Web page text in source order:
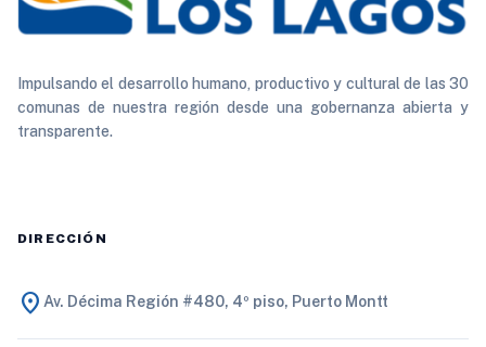
Impulsando el desarrollo humano, productivo y cultural de las 30
comunas de nuestra región desde una gobernanza abierta y
transparente.
DIRECCIÓN
location_on Av. Décima Región #480, 4º piso, Puerto Montt